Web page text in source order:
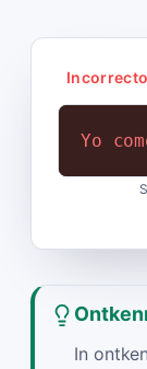
Incorrecto
Yo
Yo la
In